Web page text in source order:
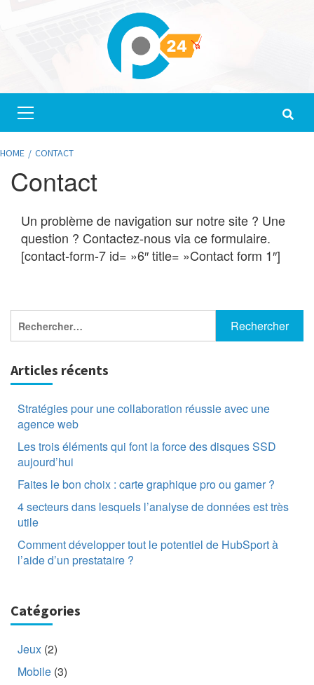
Primary
Menu
HOME CONTACT
Contact
Un problème de navigation sur notre site ? Une
question ? Contactez-nous via ce formulaire.
[contact-form-7 id= »6″ title= »Contact form 1″]
Articles récents
Stratégies pour une collaboration réussie avec une
agence web
Les trois éléments qui font la force des disques SSD
aujourd’hui
Faites le bon choix : carte graphique pro ou gamer ?
4 secteurs dans lesquels l’analyse de données est très
utile
Comment développer tout le potentiel de HubSport à
l’aide d’un prestataire ?
Catégories
Jeux (2)
Mobile (3)